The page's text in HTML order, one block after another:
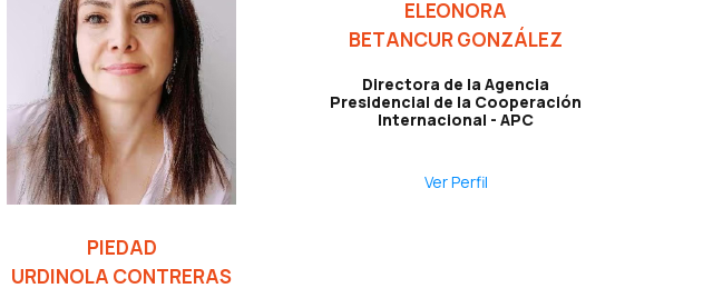
PIEDAD
URDINOLA CONTRERAS
ELEONORA
BETANCUR GONZÁLEZ
Directora de la Agencia
Presidencial de la Cooperación
Internacional - APC
Ver Perfil